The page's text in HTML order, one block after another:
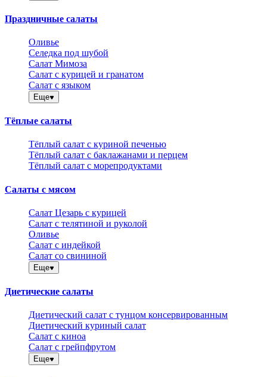
Праздничные салаты
Оливье
Селедка под шубой
Салат Мимоза
Салат с курицей и гранатом
Салат с языком
Еще
Тёплые салаты
Тёплый салат с куриной печенью
Тёплый салат с баклажанами и перцем
Тёплый салат с морепродуктами
Салаты с мясом
Салат Цезарь с курицей
Салат с телятиной и руколой
Оливье
Салат с индейкой
Салат со свининой
Еще
Диетические салаты
Диетический салат с тунцом консервированным
Диетический куриный салат
Салат с киноа
Салат с грейпфрутом
Еще